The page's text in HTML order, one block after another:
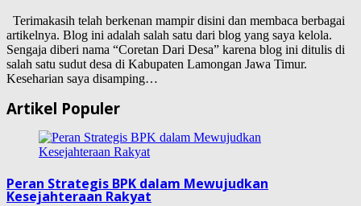
Terimakasih telah berkenan mampir disini dan membaca berbagai
artikelnya. Blog ini adalah salah satu dari blog yang saya kelola.
Sengaja diberi nama “Coretan Dari Desa” karena blog ini ditulis di
salah satu sudut desa di Kabupaten Lamongan Jawa Timur.
Keseharian saya disamping…
Artikel Populer
Peran Strategis BPK dalam Mewujudkan
Kesejahteraan Rakyat